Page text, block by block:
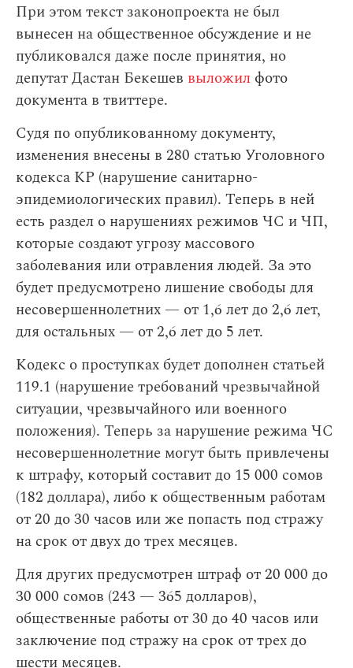
При этом текст законопроекта не был
вынесен на общественное обсуждение и не
публиковался даже после принятия, но
депутат Дастан Бекешев выложил фото
документа в твиттере.
Судя по опубликованному документу,
изменения внесены в 280 статью Уголовного
кодекса КР (нарушение санитарно-
эпидемиологических правил). Теперь в ней
есть раздел о нарушениях режимов ЧС и ЧП,
которые создают угрозу массового
заболевания или отравления людей. За это
будет предусмотрено лишение свободы для
несовершеннолетних — от 1,6 лет до 2,6 лет,
для остальных — от 2,6 лет до 5 лет.
Кодекс о проступках будет дополнен статьей
119.1 (нарушение требований чрезвычайной
ситуации, чрезвычайного или военного
положения). Теперь за нарушение режима ЧС
несовершеннолетние могут быть привлечены
к штрафу, который составит до 15 000 сомов
(182 доллара), либо к общественным работам
от 20 до 30 часов или же попасть под стражу
на срок от двух до трех месяцев.
Для других предусмотрен штраф от 20 000 до
30 000 сомов (243 — 365 долларов),
общественные работы от 30 до 40 часов или
заключение под стражу на срок от трех до
шести месяцев.